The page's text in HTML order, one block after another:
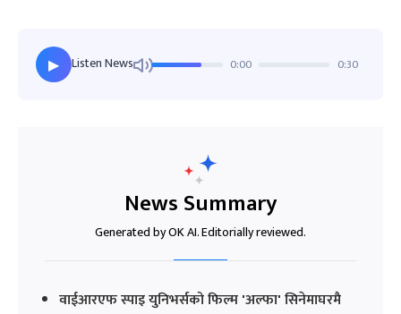
▶ Listen News 0:00 0:30
News Summary
Generated by OK AI. Editorially reviewed.
वाईआरएफ स्पाइ युनिभर्सको फिल्म 'अल्फा' सिनेमाघरमै